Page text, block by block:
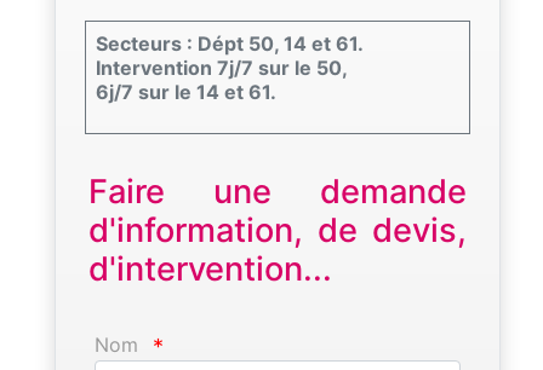
Secteurs : Dépt 50, 14 et 61.
Intervention 7j/7 sur le 50,
6j/7 sur le 14 et 61.
Faire une demande
d'information, de devis,
d'intervention...
Nom *